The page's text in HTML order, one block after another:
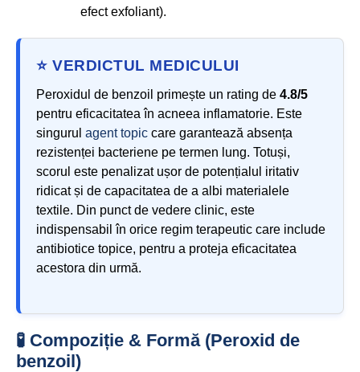
efect exfoliant).
⭐ VERDICTUL MEDICULUI
Peroxidul de benzoil primește un rating de 4.8/5
pentru eficacitatea în acneea inflamatorie. Este
singurul agent topic care garantează absența
rezistenței bacteriene pe termen lung. Totuși,
scorul este penalizat ușor de potențialul iritativ
ridicat și de capacitatea de a albi materialele
textile. Din punct de vedere clinic, este
indispensabil în orice regim terapeutic care include
antibiotice topice, pentru a proteja eficacitatea
acestora din urmă.
🧪 Compoziție & Formă (Peroxid de
benzoil)